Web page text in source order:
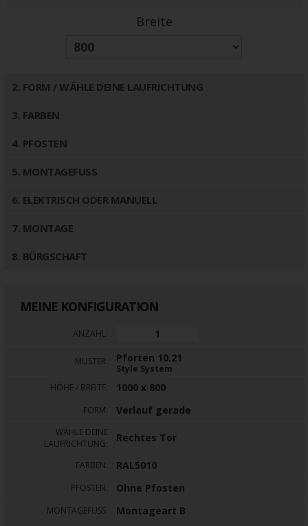
Breite
2. FORM / WÄHLE DEINE LAUFRICHTUNG
3. FARBEN
4. PFOSTEN
5. MONTAGEFUSS
6. ELEKTRISCH ODER MANUELL
7. MONTAGE
8. BÜRGSCHAFT
MEINE KONFIGURATION
ANZAHL:
MUSTER: Pforten 10.21
Style System
HÖHE / BREITE: 1000 x 800
FORM: Verlauf gerade
WÄHLE DEINE
LAUFRICHTUNG:
Rechtes Tor
FARBEN: RAL5010
PFOSTEN: Ohne Pfosten
MONTAGEFUSS: Montageart B